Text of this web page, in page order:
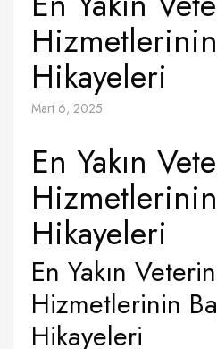
Hizmetlerinin
Hikayeleri
Mart 6, 2025
En Yakın
Hizmetlerinin
Hikayeleri
En Yakın
Hizmetlerinin
Hikayeleri